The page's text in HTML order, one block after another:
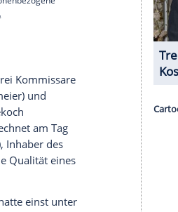
deaktivieren.
können personenbezogene
einem Umarmungsfoto:
vermisst nicht nur den
Gefällige, das Christoph
Dich sehr... Nicht nur